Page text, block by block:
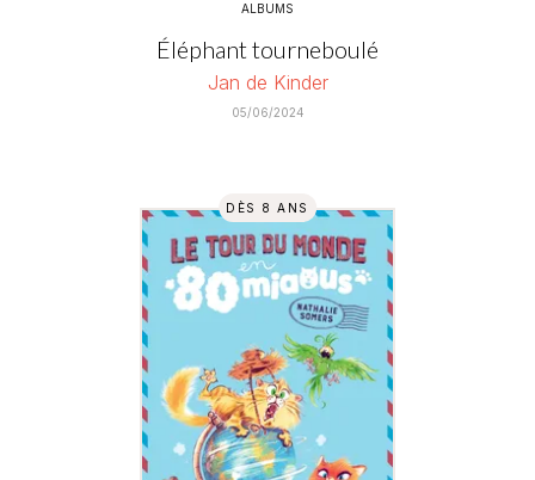
ALBUMS
Éléphant tourneboulé
Jan de Kinder
05/06/2024
DÈS 8 ANS